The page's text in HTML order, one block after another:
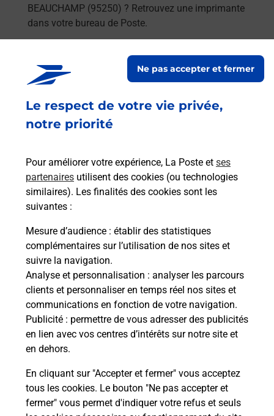
Le respect de votre vie privée,
notre priorité
Pour améliorer votre expérience, La Poste et ses
partenaires utilisent des cookies (ou technologies
similaires). Les finalités des cookies sont les
suivantes :
Mesure d’audience : établir des statistiques
complémentaires sur l’utilisation de nos sites et
suivre la navigation.
Analyse et personnalisation : analyser les parcours
clients et personnaliser en temps réel nos sites et
communications en fonction de votre navigation.
Publicité : permettre de vous adresser des publicités
en lien avec vos centres d’intérêts sur notre site et
en dehors.
En cliquant sur "Accepter et fermer" vous acceptez
tous les cookies. Le bouton "Ne pas accepter et
fermer" vous permet d'indiquer votre refus et seuls
Ne pas accepter et fermer
BEAUCHAMP (95250) ? Retrouvez une imprimante
dans votre bureau de Poste.
En savoir plus
Code de la route auto ou moto
(95250) ? Découvrez l'offre proposée par La Poste.
En savoir plus
Permis Bateau
Vous cherchez à passer votre permis bateau à
Beauchamp (95250) ? Découvrez l'offre proposée
par La Poste.
En savoir plus
Val-D'Oise BEAUCHAMP